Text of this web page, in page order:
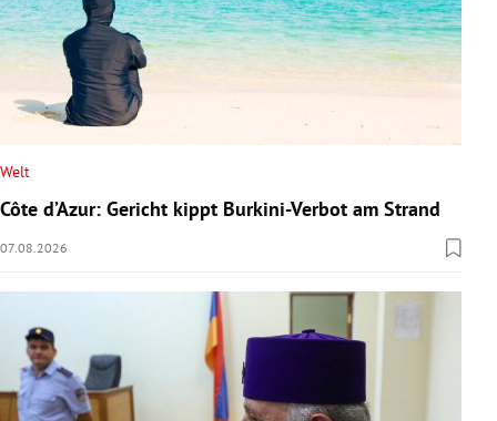
Welt
Côte d’Azur: Gericht kippt Burkini-Verbot am Strand
07.08.2026